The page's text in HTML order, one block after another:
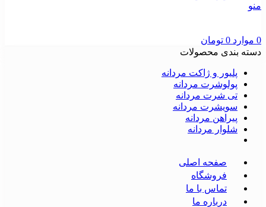
منو
0 موارد 0 تومان
دسته بندی محصولات
پلیور و ژاکت مردانه
پولوشرت مردانه
تی شرت مردانه
سویشرت مردانه
پیراهن مردانه
شلوار مردانه
صفحه اصلی
فروشگاه
تماس با ما
درباره ما